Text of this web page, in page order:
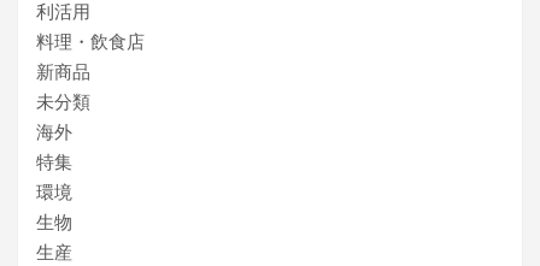
利活用
料理・飲食店
新商品
未分類
海外
特集
環境
生物
生産